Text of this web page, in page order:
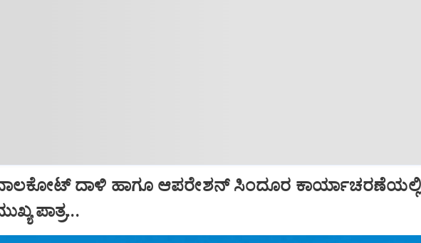
ದಾಳಿ ಹಾಗೂ ಆಪರೇಶನ್‌ ಸಿಂದೂರ ಕಾರ್ಯಾಚರಣೆಯಲ್ಲಿ
ಪಾತ್ರ...